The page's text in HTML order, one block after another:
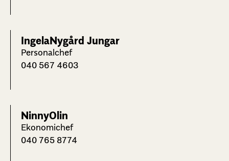
IngelaNygård Jungar
Personalchef
040 567 4603
NinnyOlin
Ekonomichef
040 765 8774